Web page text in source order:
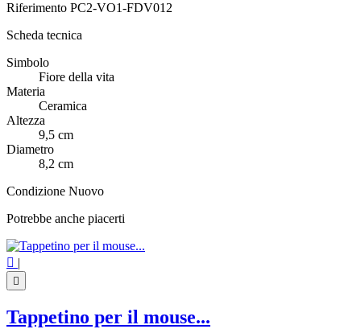
Riferimento PC2-VO1-FDV012
Scheda tecnica
Simbolo
Fiore della vita
Materia
Ceramica
Altezza
9,5 cm
Diametro
8,2 cm
Condizione Nuovo
Potrebbe anche piacerti
 |

Tappetino per il mouse...